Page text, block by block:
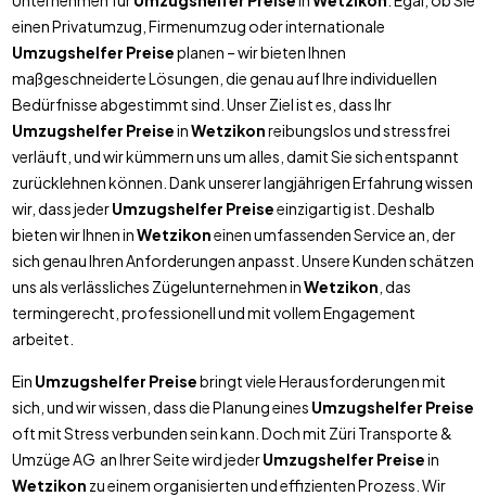
einen Privatumzug, Firmenumzug oder internationale
Umzugshelfer Preiseplanen – wir bieten Ihnen
maßgeschneiderte Lösungen, die genau auf Ihre individuellen
Bedürfnisse abgestimmt sind. Unser Ziel ist es, dass Ihr
Umzugshelfer PreiseinWetzikonreibungslos und stressfrei
verläuft, und wir kümmern uns um alles, damit Sie sich entspannt
zurücklehnen können. Dank unserer langjährigen Erfahrung wissen
wir, dass jederUmzugshelfer Preiseeinzigartig ist. Deshalb
bieten wir Ihnen inWetzikoneinen umfassenden Service an, der
sich genau Ihren Anforderungen anpasst. Unsere Kunden schätzen
uns als verlässliches Zügelunternehmen inWetzikon , das
termingerecht, professionell und mit vollem Engagement
arbeitet.
Ein Umzugshelfer Preisebringt viele Herausforderungen mit
sich, und wir wissen, dass die Planung eines Umzugshelfer Preise
oft mit Stress verbunden sein kann. Doch mit Züri Transporte &
Umzüge AG an Ihrer Seite wird jederUmzugshelfer Preisein
Wetzikon zu einem organisierten und effizienten Prozess. Wir